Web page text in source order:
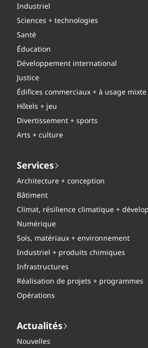
Industriel
Sciences + technologies
Santé
Éducation
Développement international
Justice
Édifices commerciaux + à usage mixte
Hôtels + jeu
Divertissement + sports
Arts + culture
Services
Architecture + conception
Bâtiment
Climat, résilience climatique +
Numérique
Sols, matériaux + environnement
Industriel + produits chimiques
Infrastructures
Réalisation de projets + programmes
Opérations
Actualités
Nouvelles